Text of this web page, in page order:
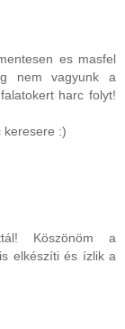
es masfel
nem vagyunk a
harc folyt!
keresere :)
Köszönöm a
elkészíti és ízlik a